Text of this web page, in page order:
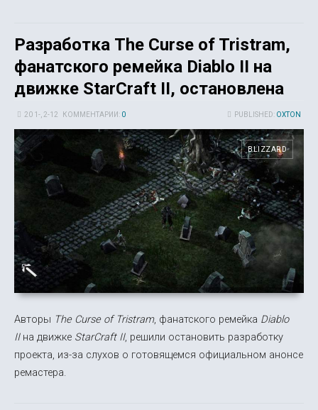
Разработка The Curse of Tristram,
фанатского ремейка Diablo II на
движке StarCraft II, остановлена
PUBLISHED: OXTON
20 1-, 2-12 КОММЕНТАРИИ: 0
BLIZZARD
Авторы The Curse of Tristram, фанатского ремейка Diablo
II на движке StarCraft II, решили остановить разработку
проекта, из-за слухов о готовящемся официальном анонсе
ремастера.